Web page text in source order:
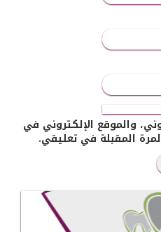
والموقع الإلكتروني في
المقبلة في تعليقي.